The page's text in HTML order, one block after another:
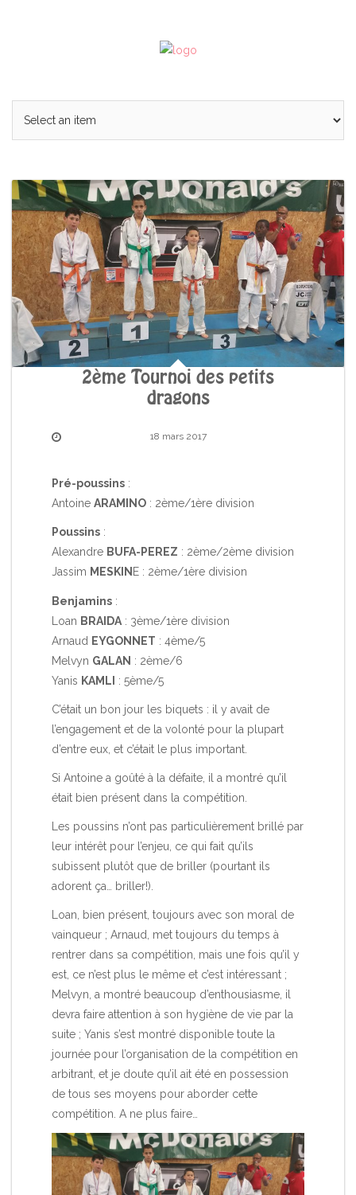
2ème Tournoi des petits
dragons
18 mars 2017
Pré-poussins :
Antoine ARAMINO : 2ème/1ère division
Poussins :
Alexandre BUFA-PEREZ : 2ème/2ème division
Jassim MESKIN E : 2ème/1ère division
Benjamins :
Loan BRAIDA : 3ème/1ère division
Arnaud EYGONNET : 4ème/5
Melvyn GALAN : 2ème/6
Yanis KAMLI : 5ème/5
C’était un bon jour les biquets : il y avait de
l’engagement et de la volonté pour la plupart
d’entre eux, et c’était le plus important.
Si Antoine a goûté à la défaite, il a montré qu’il
était bien présent dans la compétition.
Les poussins n’ont pas particulièrement brillé par
leur intérêt pour l’enjeu, ce qui fait qu’ils
subissent plutôt que de briller (pourtant ils
adorent ça… briller!).
Loan, bien présent, toujours avec son moral de
vainqueur ; Arnaud, met toujours du temps à
rentrer dans sa compétition, mais une fois qu’il y
est, ce n’est plus le même et c’est intéressant ;
Melvyn, a montré beaucoup d’enthousiasme, il
devra faire attention à son hygiène de vie par la
suite ; Yanis s’est montré disponible toute la
journée pour l’organisation de la compétition en
arbitrant, et je doute qu’il ait été en possession
de tous ses moyens pour aborder cette
compétition. A ne plus faire…